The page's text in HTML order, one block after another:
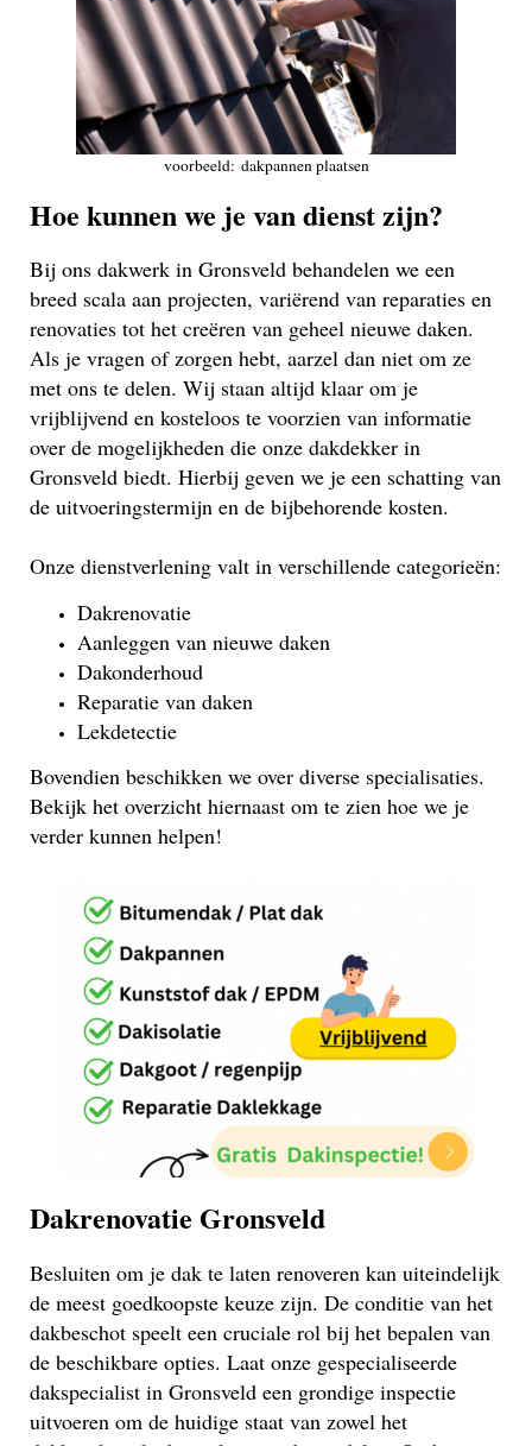
voorbeeld: dakpannen plaatsen
Hoe kunnen we je van dienst zijn?
Bij ons dakwerk in Gronsveld behandelen we een
breed scala aan projecten, variërend van reparaties en
renovaties tot het creëren van geheel nieuwe daken.
Als je vragen of zorgen hebt, aarzel dan niet om ze
met ons te delen. Wij staan altijd klaar om je
vrijblijvend en kosteloos te voorzien van informatie
over de mogelijkheden die onze dakdekker in
Gronsveld biedt. Hierbij geven we je een schatting van
de uitvoeringstermijn en de bijbehorende kosten.
Onze dienstverlening valt in verschillende categorieën:
Dakrenovatie
Aanleggen van nieuwe daken
Dakonderhoud
Reparatie van daken
Lekdetectie
Bovendien beschikken we over diverse specialisaties.
Bekijk het overzicht hiernaast om te zien hoe we je
verder kunnen helpen!
Dakrenovatie Gronsveld
Besluiten om je dak te laten renoveren kan uiteindelijk
de meest goedkoopste keuze zijn. De conditie van het
dakbeschot speelt een cruciale rol bij het bepalen van
de beschikbare opties. Laat onze gespecialiseerde
dakspecialist in Gronsveld een grondige inspectie
uitvoeren om de huidige staat van zowel het